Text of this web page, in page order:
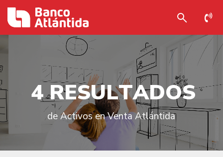
4 RESULTADOS
de Activos en Venta Atlántida